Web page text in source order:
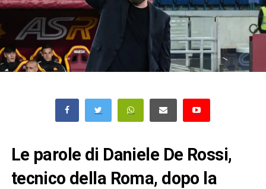
Le parole di Daniele De Rossi,
tecnico della Roma, dopo la